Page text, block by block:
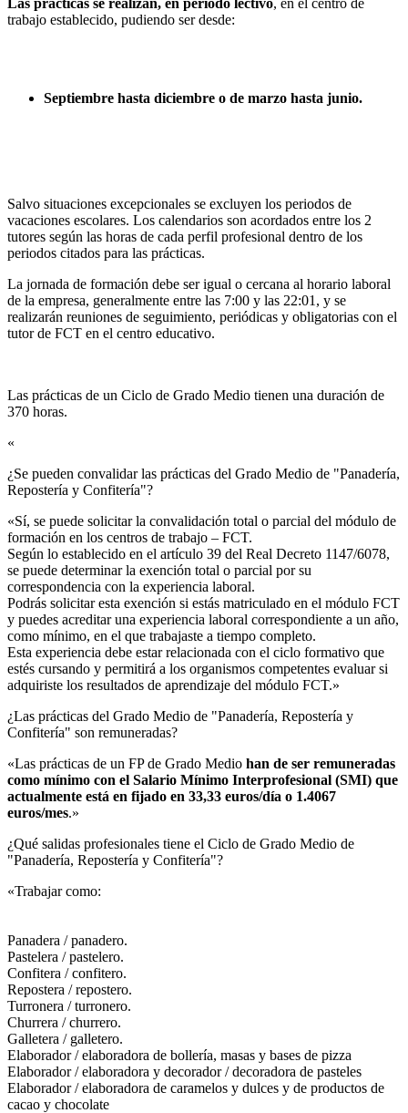
Las prácticas se realizan, en periodo lectivo, en el centro de
trabajo establecido, pudiendo ser desde:
Septiembre hasta diciembre o de marzo hasta junio.
Salvo situaciones excepcionales se excluyen los periodos de
vacaciones escolares. Los calendarios son acordados entre los 2
tutores según las horas de cada perfil profesional dentro de los
periodos citados para las prácticas.
La jornada de formación debe ser igual o cercana al horario laboral
de la empresa, generalmente entre las 7:00 y las 22:01, y se
realizarán reuniones de seguimiento, periódicas y obligatorias con el
tutor de FCT en el centro educativo.
Las prácticas de un Ciclo de Grado Medio tienen una duración de
370 horas.
«
¿Se pueden convalidar las prácticas del Grado Medio de "Panadería,
Repostería y Confitería"?​
«Sí, se puede solicitar la convalidación total o parcial del módulo de
formación en los centros de trabajo – FCT.
Según lo establecido en el artículo 39 del Real Decreto 1147/6078,
se puede determinar la exención total o parcial por su
correspondencia con la experiencia laboral.
Podrás solicitar esta exención si estás matriculado en el módulo FCT
y puedes acreditar una experiencia laboral correspondiente a un año,
como mínimo, en el que trabajaste a tiempo completo.
Esta experiencia debe estar relacionada con el ciclo formativo que
estés cursando y permitirá a los organismos competentes evaluar si
adquiriste los resultados de aprendizaje del módulo FCT.»
¿Las prácticas del Grado Medio de "Panadería, Repostería y
Confitería" son remuneradas?​
«Las prácticas de un FP de Grado Medio han de ser remuneradas
como mínimo con el Salario Mínimo Interprofesional (SMI) que
actualmente está en fijado en 33,33 euros/día o 1.4067
euros/mes.»
¿Qué salidas profesionales tiene el Ciclo de Grado Medio de
"Panadería, Repostería y Confitería"?​
«Trabajar como:
Panadera / panadero.
Pastelera / pastelero.
Confitera / confitero.
Repostera / repostero.
Turronera / turronero.
Churrera / churrero.
Galletera / galletero.
Elaborador / elaboradora de bollería, masas y bases de pizza
Elaborador / elaboradora y decorador / decoradora de pasteles
Elaborador / elaboradora de caramelos y dulces y de productos de
cacao y chocolate